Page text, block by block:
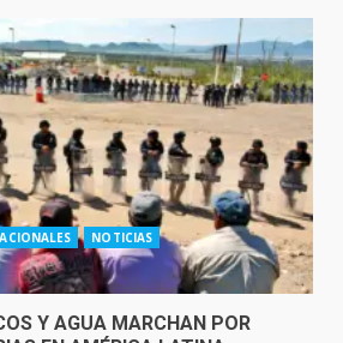
NOTICIAS
Y AGUA MARCHAN POR